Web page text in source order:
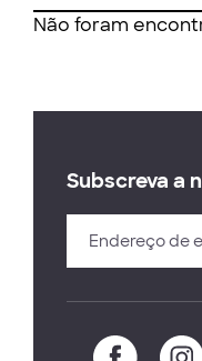
Não foram
Subscreva a